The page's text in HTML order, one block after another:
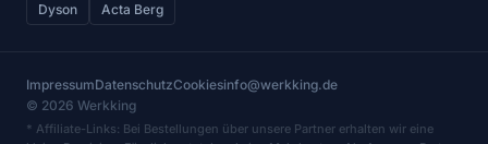
Dyson
Acta Berg
ImpressumDatenschutzCookiesinfo@werkking.de
© 2026 Werkking
* Affiliate-Links: Bei Bestellungen über unsere Partner erhalten wir eine